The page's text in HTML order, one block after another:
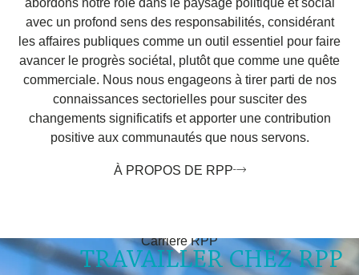
abordons notre rôle dans le paysage politique et social
avec un profond sens des responsabilités, considérant
les affaires publiques comme un outil essentiel pour faire
avancer le progrès sociétal, plutôt que comme une quête
commerciale. Nous nous engageons à tirer parti de nos
connaissances sectorielles pour susciter des
changements significatifs et apporter une contribution
positive aux communautés que nous servons.
À PROPOS DE RPP
Carrière RPP
TRAVAILLER CHEZ RPP